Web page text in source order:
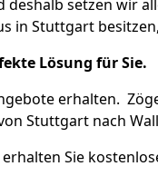
setzen wir
in Stuttgart
Lösung für Sie.
erhalten.
Stuttgart nach
Sie